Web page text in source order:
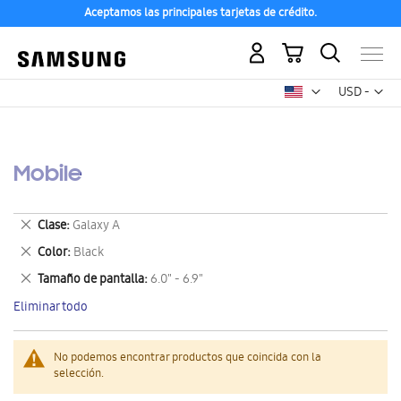
Aceptamos las principales tarjetas de crédito.
USD -
dólar
Mi carrito
Mobile
No podemos encontrar productos que coincida con la
selección.
Clase Galaxy A
Eliminar
este
artículo
Color Black
Eliminar
este
artículo
Tamaño de pantalla 6.0" - 6.9"
Eliminar
este
artículo
Eliminar todo